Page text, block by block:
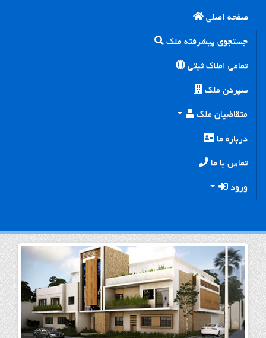
صفحه اصلی
جستجوی پیشرفته ملک
تمامی املاک ثبتی
سپردن ملک
متقاضیان ملک
درباره ما
تماس با ما
ورود